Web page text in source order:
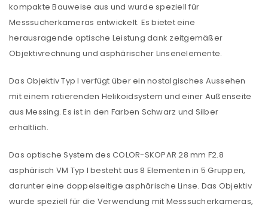
kompakte Bauweise aus und wurde speziell für
Messsucherkameras entwickelt. Es bietet eine
herausragende optische Leistung dank zeitgemäßer
Objektivrechnung und asphärischer Linsenelemente.
Das Objektiv Typ I verfügt über ein nostalgisches Aussehen
mit einem rotierenden Helikoidsystem und einer Außenseite
aus Messing. Es ist in den Farben Schwarz und Silber
erhältlich.
Das optische System des COLOR-SKOPAR 28 mm F2.8
asphärisch VM Typ I besteht aus 8 Elementen in 5 Gruppen,
darunter eine doppelseitige asphärische Linse. Das Objektiv
wurde speziell für die Verwendung mit Messsucherkameras,